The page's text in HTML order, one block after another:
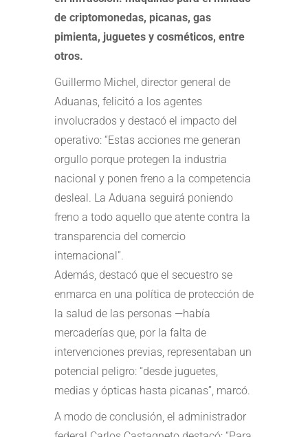
de criptomonedas, picanas, gas
pimienta, juguetes y cosméticos, entre
otros.
Guillermo Michel, director general de
Aduanas, felicitó a los agentes
involucrados y destacó el impacto del
operativo: “Estas acciones me generan
orgullo porque protegen la industria
nacional y ponen freno a la competencia
desleal. La Aduana seguirá poniendo
freno a todo aquello que atente contra la
transparencia del comercio
internacional”.
Además, destacó que el secuestro se
enmarca en una política de protección de
la salud de las personas —había
mercaderías que, por la falta de
intervenciones previas, representaban un
potencial peligro: “desde juguetes,
medias y ópticas hasta picanas”, marcó.
A modo de conclusión, el administrador